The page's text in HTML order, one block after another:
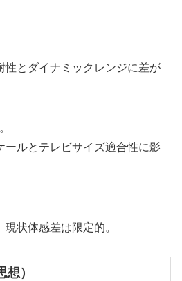
とダイナミックレンジに差が
ルとテレビサイズ適合性に影
状体感差は限定的。
）